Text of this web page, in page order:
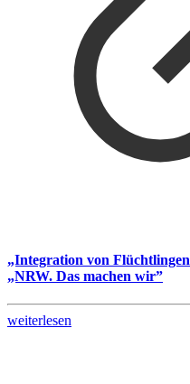
„Integration von
„NRW. Das machen wir”
weiterlesen